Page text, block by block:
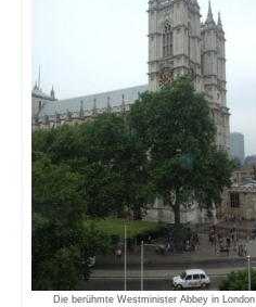
Die berühmte Westminister Abbey in London